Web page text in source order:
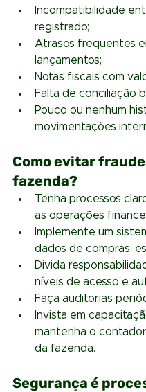
Incompatibilidade
registrado;
Atrasos frequentes
lançamentos;
Notas fiscais com
Falta de conciliação
Pouco ou nenhum
movimentações
Como evitar
fazenda?
Tenha processos
as operações
Implemente um
dados de compras,
Divida
níveis de acesso e
Faça auditorias
Invista em
mantenha o
da fazenda.
Segurança é